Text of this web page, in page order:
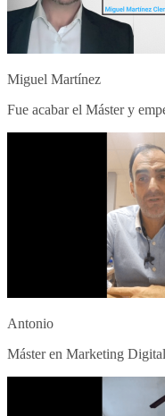
Miguel Martínez
Fue acabar el Máster y
Antonio
Máster en Marketing Digital